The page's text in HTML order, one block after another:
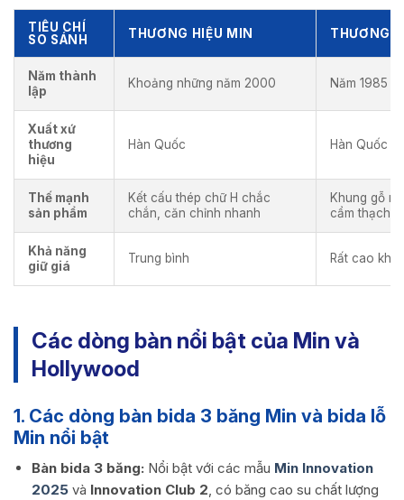
TIÊU CHÍ
SO SÁNH
THƯƠNG HIỆU MIN THƯƠNG
Năm thành
lập
Khoảng những năm 2000 Năm 1985
Xuất xứ
thương
hiệu
Hàn Quốc Hàn Quốc
Thế mạnh
sản phẩm
Kết cấu thép chữ H chắc
chắn, căn chỉnh nhanh
Khung gỗ
cẩm thạch
Khả năng
giữ giá
Trung bình Rất cao khi
Các dòng bàn nổi bật của Min và
Hollywood
1. Các dòng bàn bida 3 băng Min và bida lỗ
Min nổi bật
Bàn bida 3 băng: Nổi bật với các mẫu Min Innovation
2025và Innovation Club 2, có băng cao su chất lượng